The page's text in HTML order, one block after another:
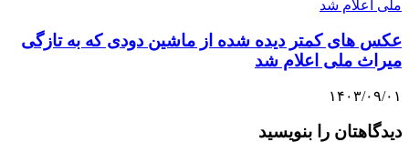
عکس های کمتر دیده شده از ماشین دودی که به تازگی
میراث ملی اعلام شد
۱۴۰۳/۰۹/۰۱
دیدگاهتان را بنویسید